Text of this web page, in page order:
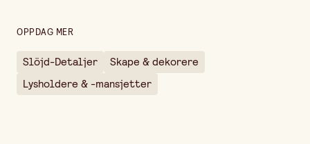
OPPDAG MER
Slöjd-Detaljer
Skape & dekorere
Lysholdere & -mansjetter